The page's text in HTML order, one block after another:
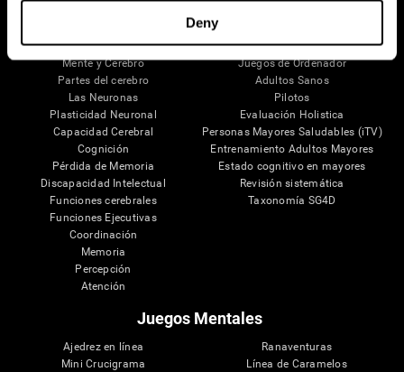
Deny
El Cerebro Humano
Mente y Cerebro
Partes del cerebro
Las Neuronas
Plasticidad Neuronal
Capacidad Cerebral
Cognición
Pérdida de Memoria
Discapacidad Intelectual
Funciones cerebrales
Funciones Ejecutivas
Coordinación
Memoria
Percepción
Atención
Validación de las Terapias Digitales
Juegos de Ordenador
Adultos Sanos
Pilotos
Evaluación Holistica
Personas Mayores Saludables (iTV)
Entrenamiento Adultos Mayores
Estado cognitivo en mayores
Revisión sistemática
Taxonomía SG4D
Juegos Mentales
Ajedrez en línea
Mini Crucigrama
Ranaventuras
Línea de Caramelos